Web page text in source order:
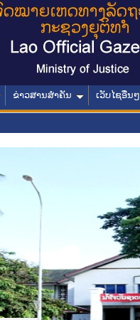
ຂ່າວສານສໍາຄັນ ເວັບໄຊອື່ນໆ